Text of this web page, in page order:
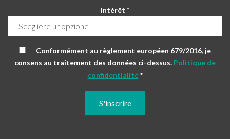
Intérêt *
Conformément au règlement européen 679/2016, je
consens au traitement des données ci-dessus. Politique de
confidentialité*